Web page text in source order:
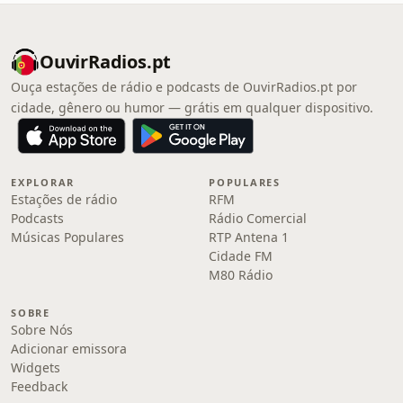
OuvirRadios.pt
Ouça estações de rádio e podcasts de OuvirRadios.pt por
cidade, gênero ou humor — grátis em qualquer dispositivo.
EXPLORAR
Estações de rádio
Podcasts
Músicas Populares
POPULARES
RFM
Rádio Comercial
RTP Antena 1
Cidade FM
M80 Rádio
SOBRE
Sobre Nós
Adicionar emissora
Widgets
Feedback